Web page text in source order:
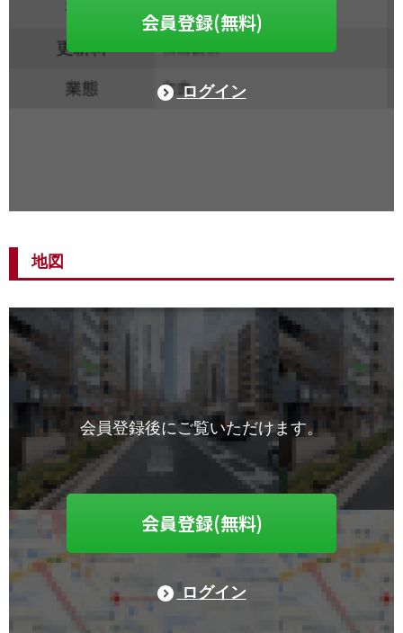
会員登録(無料)
ログイン
地図
会員登録後にご覧いただけます。
会員登録(無料)
ログイン